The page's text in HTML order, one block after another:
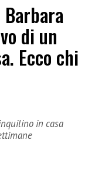
di un
Ecco chi
in casa